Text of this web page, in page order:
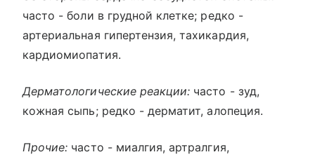
часто - боли в грудной клетке; редко -
артериальная гипертензия, тахикардия,
кардиомиопатия.
Дерматологические реакции: часто - зуд,
кожная сыпь; редко - дерматит, алопеция.
Прочие: часто - миалгия, артралгия,